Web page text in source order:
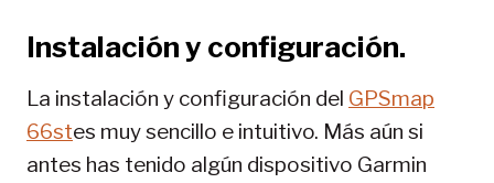
Instalación y configuración.
La instalación y configuración del GPSmap
66stes muy sencillo e intuitivo. Más aún si
antes has tenido algún dispositivo Garmin